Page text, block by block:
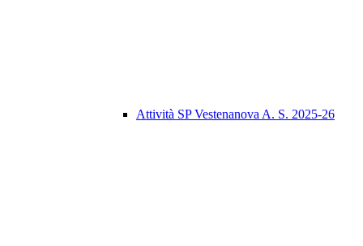
Attività SP Vestenanova A. S. 2025-26